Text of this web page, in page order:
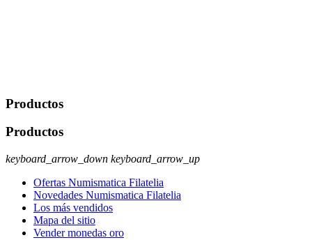
Productos
Productos
keyboard_arrow_down keyboard_arrow_up
Ofertas Numismatica Filatelia
Novedades Numismatica Filatelia
Los más vendidos
Mapa del sitio
Vender monedas oro